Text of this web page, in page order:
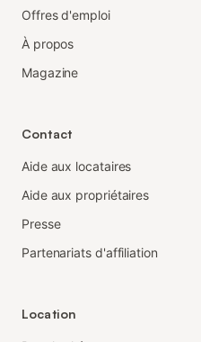
Offres d'emploi
À propos
Magazine
Contact
Aide aux locataires
Aide aux propriétaires
Presse
Partenariats d'affiliation
Location